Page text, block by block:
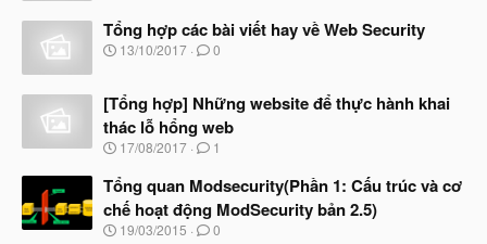
t
đ
ầ
y
b
ắ
đ
ầ
u
Tổng hợp các bài viết hay về Web Security
N
y
b
ắ
t
ầ
u
13/10/2017 0
[Tổng hợp] Những website để thực hành khai
thác lỗ hổng web
N
à
y
b
ắ
17/08/2017 1
Tổng quan Modsecurity(Phần 1: Cấu trúc và cơ
chế hoạt động ModSecurity bản 2.5)
N
19/03/2015 0